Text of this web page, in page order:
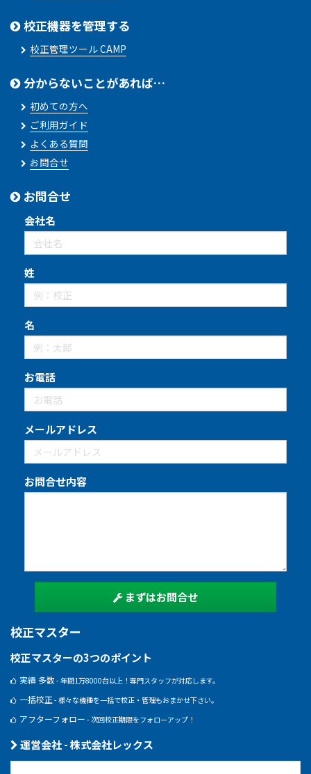
校正機器を管理する
校正管理ツール CAMP
分からないことがあれば…
初めての方へ
ご利用ガイド
よくある質問
お問合せ
お問合せ
会社名
姓
名
お電話
メールアドレス
お問合せ内容
まずはお問合せ
校正マスター
校正マスターの3つのポイント
実績 多数- 年間1万8000台以上！専門スタッフが対応します。
一括校正 - 様々な機種を一括で校正・管理もおまかせ下さい。
アフターフォロー - 次回校正期限をフォローアップ！
運営会社 - 株式会社レックス